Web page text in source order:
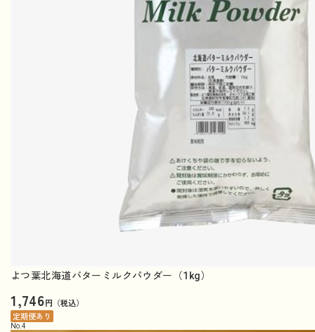
よつ葉北海道バターミルクパウダー（1kg）
1,746円（税込）
定期便あり
No. 4